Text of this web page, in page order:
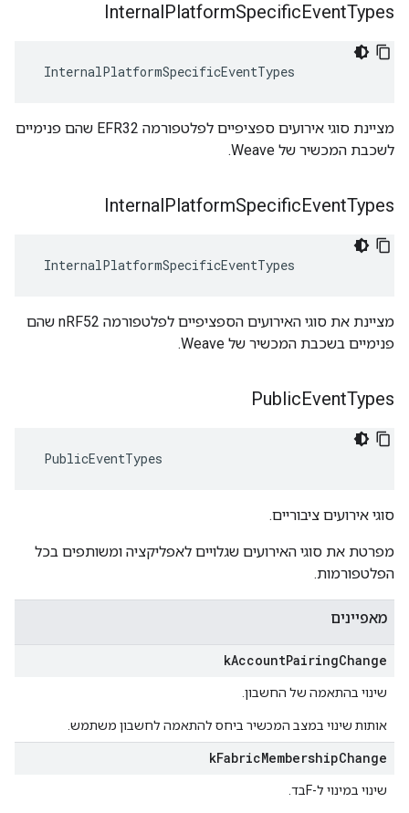
InternalPlatformSpecificEventTypes
InternalPlatformSpecificEventTypes
מציינת סוגי אירועים ספציפיים לפלטפורמה EFR32 שהם פנימיים
לשכבת המכשיר של Weave.
InternalPlatformSpecificEventTypes
InternalPlatformSpecificEventTypes
מציינת את סוגי האירועים הספציפיים לפלטפורמה nRF52 שהם
פנימיים בשכבת המכשיר של Weave.
PublicEventTypes
PublicEventTypes
סוגי אירועים ציבוריים.
מפרטת את סוגי האירועים שגלויים לאפליקציה ומשותפים בכל
הפלטפורמות.
מאפיינים
kAccountPairingChange
שינוי בהתאמה של החשבון.
אותות שינוי במצב המכשיר ביחס להתאמה לחשבון משתמש.
kFabricMembershipChange
שינוי במינוי ל-Fבד.